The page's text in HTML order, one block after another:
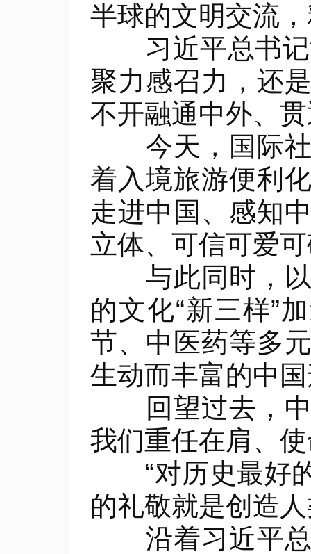
半球的文明交流
习近平总书记
聚力感召力，还
不开融通中外、
今天，国际社
着入境旅游便利
走进中国、感知
立体、可信可爱
与此同时，以
的文化“新三样”
节、中医药等多
生动而丰富的中
回望过去，中
我们重任在肩、
“对历史最好的
的礼敬就是创造
沿着习近平总